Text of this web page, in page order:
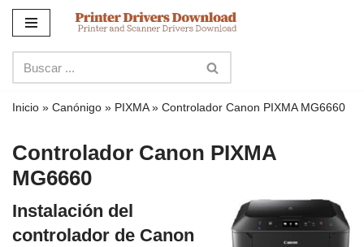
contenido
Inicio » Canónigo » PIXMA» Controlador Canon PIXMA MG6660
Controlador Canon PIXMA
MG6660
Instalación del
controlador de Canon